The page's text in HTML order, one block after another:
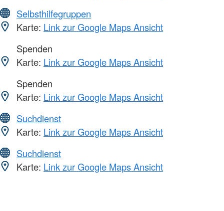
Selbsthilfegruppen
Karte: Link zur Google Maps Ansicht
Spenden
Karte: Link zur Google Maps Ansicht
Spenden
Karte: Link zur Google Maps Ansicht
Suchdienst
Karte: Link zur Google Maps Ansicht
Suchdienst
Karte: Link zur Google Maps Ansicht